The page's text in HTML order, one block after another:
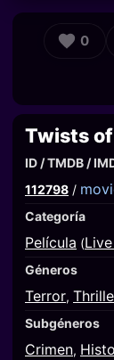
0
Twists
ID / TMDB /
112798 /
Categoría
Película (
Géneros
Terror,
Subgéneros
Crimen,